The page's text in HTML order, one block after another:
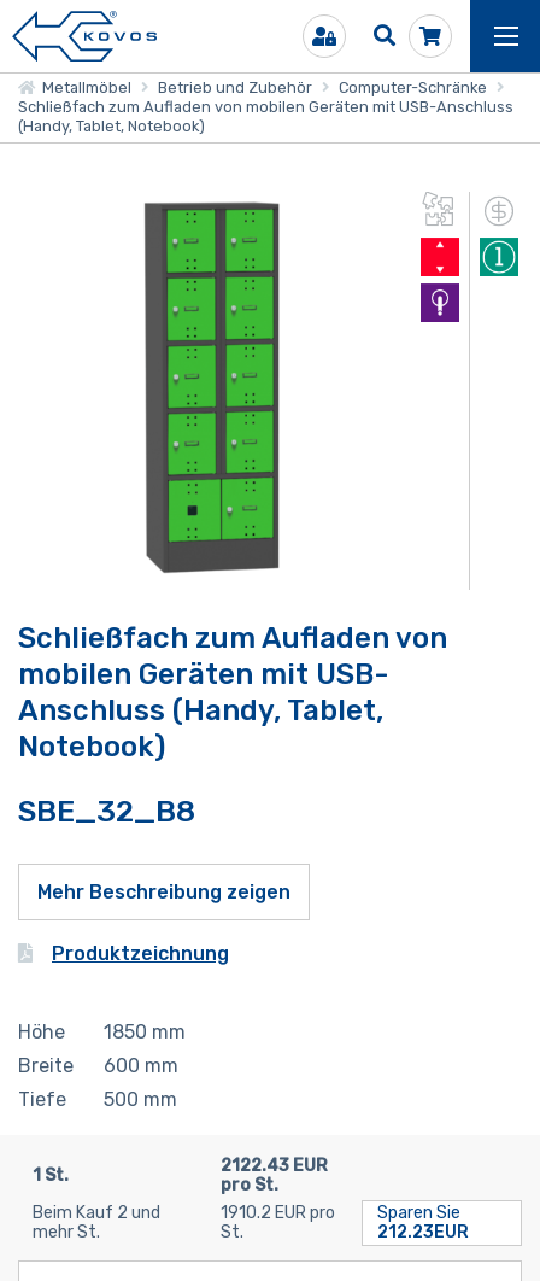
Metallmöbel Betrieb und Zubehör
Computer-Schränke
Schließfach zum Aufladen von mobilen Geräten mit USB-Anschluss
(Handy, Tablet, Notebook)
Schließfach zum Aufladen von
mobilen Geräten mit USB-
Anschluss (Handy, Tablet,
Notebook)
SBE_32_B8
Mehr Beschreibung zeigen
Produktzeichnung
Höhe 1850 mm
Breite
600 mm
Tiefe
500 mm
1 St.
2122.43 EUR
pro St.
Beim Kauf 2 und
mehr St.
1910.2 EUR pro
St.
Sparen Sie
212.23EUR